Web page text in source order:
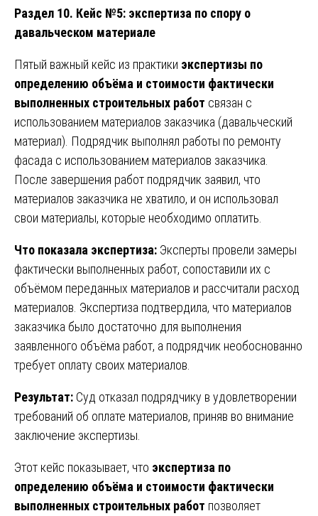
Раздел 10. Кейс №5: экспертиза по спору о
давальческом материале
Пятый важный кейс из практики экспертизы по
определению объёма и стоимости фактически
выполненных строительных работ связан с
использованием материалов заказчика (давальческий
материал). Подрядчик выполнял работы по ремонту
фасада с использованием материалов заказчика.
После завершения работ подрядчик заявил, что
материалов заказчика не хватило, и он использовал
свои материалы, которые необходимо оплатить.
Что показала экспертиза: Эксперты провели замеры
фактически выполненных работ, сопоставили их с
объёмом переданных материалов и рассчитали расход
материалов. Экспертиза подтвердила, что материалов
заказчика было достаточно для выполнения
заявленного объёма работ, а подрядчик необоснованно
требует оплату своих материалов.
Результат: Суд отказал подрядчику в удовлетворении
требований об оплате материалов, приняв во внимание
заключение экспертизы.
Этот кейс показывает, что экспертиза по
определению объёма и стоимости фактически
выполненных строительных работ позволяет